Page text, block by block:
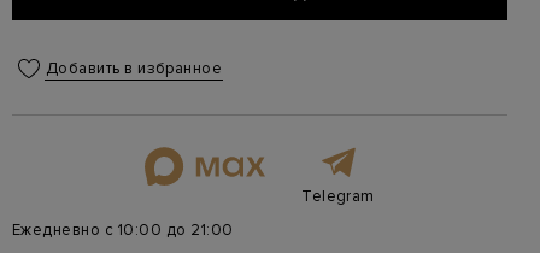
Добавить в избранное
Telegram
Ежедневно с 10:00 до 21:00